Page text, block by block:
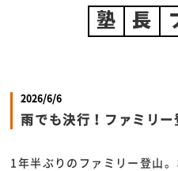
塾 長
2026/6/6
雨でも決行！ファミリ
1年半ぶりのファミリー登山